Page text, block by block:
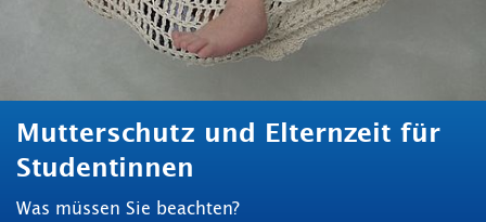
TH Online-Portal Personensuche English
Mutterschutz und Elternzeit für
Studentinnen
Was müssen Sie beachten?